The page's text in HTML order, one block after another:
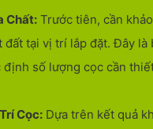
Chất: Trước tiên, cần
tại vị trí lắp đặt. Đây là
số lượng cọc cần
Cọc: Dựa trên kết quả